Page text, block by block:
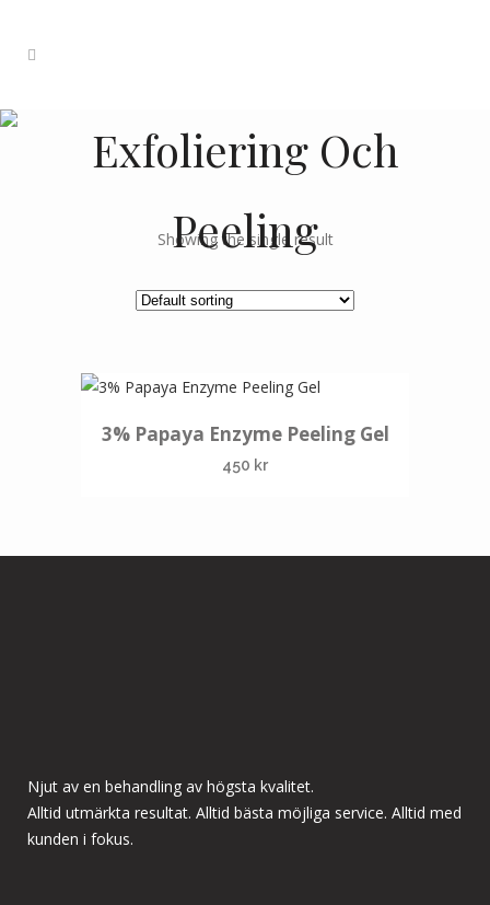
Exfoliering Och
Peeling
Showing the single result
3% Papaya Enzyme Peeling Gel
450 kr
Njut av en behandling av högsta kvalitet.
Alltid utmärkta resultat. Alltid bästa möjliga service. Alltid med
kunden i fokus.